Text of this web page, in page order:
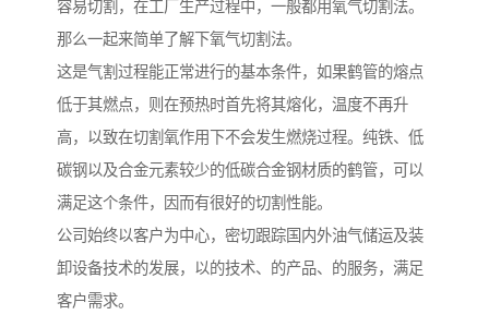
容易切割，在工厂生产过程中，一般都用氧气切割法。
那么一起来简单了解下氧气切割法。
这是气割过程能正常进行的基本条件，如果鹤管的熔点
低于其燃点，则在预热时首先将其熔化，温度不再升
高，以致在切割氧作用下不会发生燃烧过程。纯铁、低
碳钢以及合金元素较少的低碳合金钢材质的鹤管，可以
满足这个条件，因而有很好的切割性能。
公司始终以客户为中心，密切跟踪国内外油气储运及装
卸设备技术的发展，以的技术、的产品、的服务，满足
客户需求。